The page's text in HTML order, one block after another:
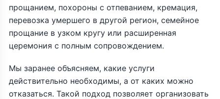
прощанием, похороны с отпеванием, кремация,
перевозка умершего в другой регион, семейное
прощание в узком кругу или расширенная
церемония с полным сопровождением.
Мы заранее объясняем, какие услуги
действительно необходимы, а от каких можно
отказаться. Такой подход позволяет организовать